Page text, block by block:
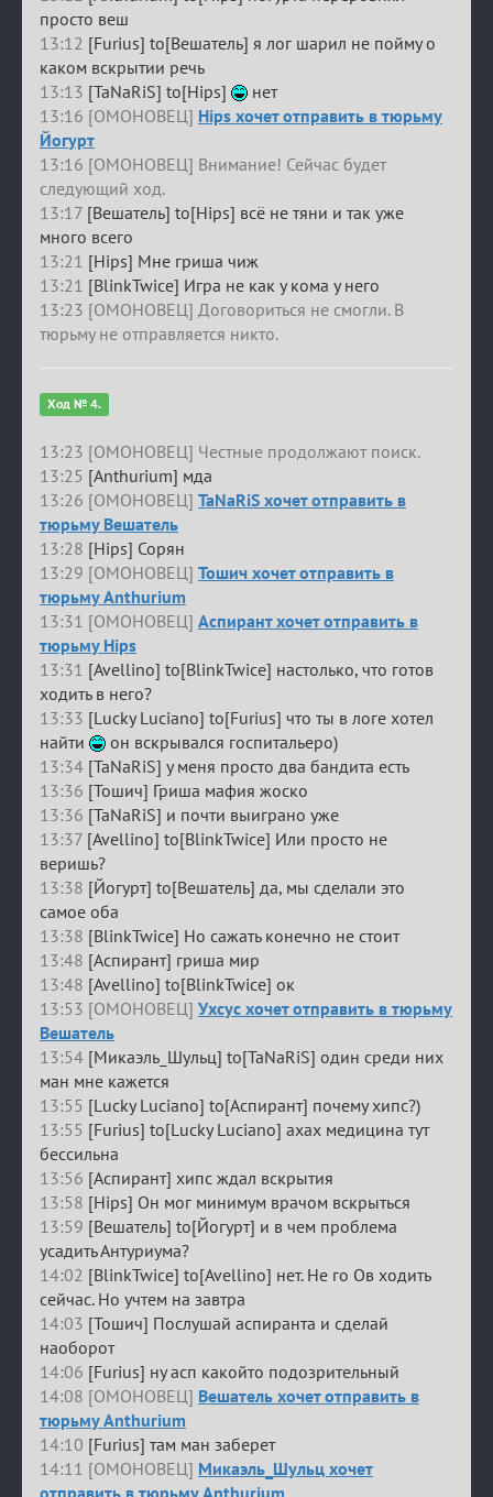
просто веш
13:12 [Furius] to[Вешатель] я лог шарил не пойму о
каком вскрытии речь
13:13 [TaNaRiS] to[Hips]
нет
13:16 [ОМОНОВЕЦ] Hips хочет отправить в тюрьму
Йогурт
13:16 [ОМОНОВЕЦ] Внимание! Сейчас будет
следующий ход.
13:17 [Вешатель] to[Hips] всё не тяни и так уже
много всего
13:21 [Hips] Мне гриша чиж
13:21 [BlinkTwice] Игра не как у кома у него
13:23 [ОМОНОВЕЦ] Договориться не смогли. В
тюрьму не отправляется никто.
Ход № 4.
13:23 [ОМОНОВЕЦ] Честные продолжают поиск.
13:25 [Anthurium] мда
13:26 [ОМОНОВЕЦ] TaNaRiS хочет отправить в
тюрьму Вешатель
13:28 [Hips] Сорян
13:29 [ОМОНОВЕЦ] Тошич хочет отправить в
тюрьму Anthurium
13:31 [ОМОНОВЕЦ] Аспирант хочет отправить в
тюрьму Hips
13:31 [Avellino] to[BlinkTwice] настолько, что готов
ходить в него?
13:33 [Lucky Luciano] to[Furius] что ты в логе хотел
найти
он вскрывался госпитальеро)
13:34 [TaNaRiS] у меня просто два бандита есть
13:36 [Тошич] Гриша мафия жоско
13:36 [TaNaRiS] и почти выиграно уже
13:37 [Avellino] to[BlinkTwice] Или просто не
веришь?
13:38 [Йогурт] to[Вешатель] да, мы сделали это
самое оба
13:38 [BlinkTwice] Но сажать конечно не стоит
13:48 [Аспирант] гриша мир
13:48 [Avellino] to[BlinkTwice] ок
13:53 [ОМОНОВЕЦ] Ухсус хочет отправить в тюрьму
Вешатель
13:54 [Микаэль_Шульц] to[TaNaRiS] один среди них
ман мне кажется
13:55 [Lucky Luciano] to[Аспирант] почему хипс?)
13:55 [Furius] to[Lucky Luciano] ахах медицина тут
бессильна
13:56 [Аспирант] хипс ждал вскрытия
13:58 [Hips] Он мог минимум врачом вскрыться
13:59 [Вешатель] to[Йогурт] и в чем проблема
усадить Антуриума?
14:02 [BlinkTwice] to[Avellino] нет. Не го Ов ходить
сейчас. Но учтем на завтра
14:03 [Тошич] Послушай аспиранта и сделай
наоборот
14:06 [Furius] ну асп какойто подозрительный
14:08 [ОМОНОВЕЦ] Вешатель хочет отправить в
тюрьму Anthurium
14:10 [Furius] там ман заберет
14:11 [ОМОНОВЕЦ] Микаэль_Шульц хочет
отправить в тюрьму Anthurium